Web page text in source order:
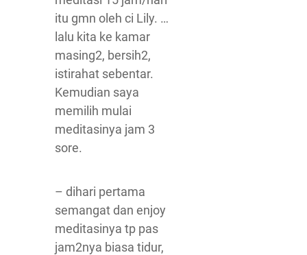
itu gmn oleh ci Lily. …
lalu kita ke kamar
masing2, bersih2,
istirahat sebentar.
Kemudian saya
memilih mulai
meditasinya jam 3
sore.
– dihari pertama
semangat dan enjoy
meditasinya tp pas
jam2nya biasa tidur,